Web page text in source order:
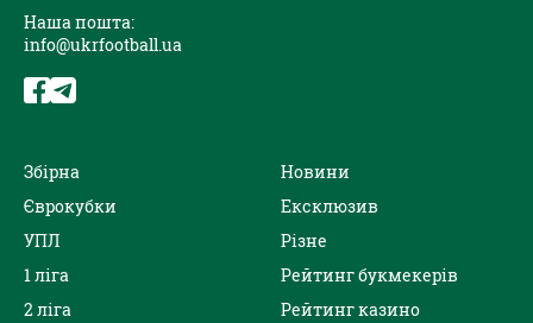
Наша пошта:
info@ukrfootball.ua
Збірна
Єврокубки
УПЛ
1 ліга
2 ліга
Новини
Ексклюзив
Різне
Рейтинг букмекерів
Рейтинг казино